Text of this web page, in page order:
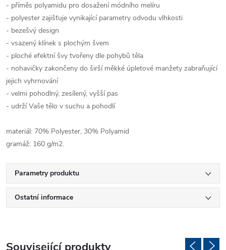
- příměs polyamidu pro dosažení módního melíru
- polyester zajišťuje vynikající parametry odvodu vlhkosti
- bezešvý design
- vsazený klínek s plochým švem
- ploché efektní švy tvořeny dle pohybů těla
- nohavičky zakončeny do širší měkké úpletové manžety zabraňující
jejich vyhrnování
- velmi pohodlný, zesílený, vyšší pas
- udrží Vaše tělo v suchu a pohodlí
materiál: 70% Polyester, 30% Polyamid
gramáž: 160 g/m2.
Parametry produktu
Ostatní informace